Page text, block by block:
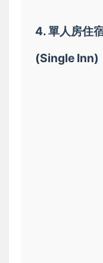
4. 單人房住
(Single Inn)